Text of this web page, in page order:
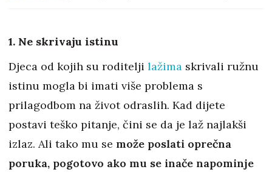
1. Ne skrivaju istinu
Djeca od kojih su roditelji lažima skrivali ružnu
istinu mogla bi imati više problema s
prilagodbom na život odraslih. Kad dijete
postavi teško pitanje, čini se da je laž najlakši
izlaz. Ali tako mu se može poslati oprečna
poruka, pogotovo ako mu se inače napominje